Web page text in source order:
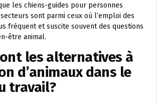
les chiens-guides pour personnes
sont parmi ceux où l’emploi des
fréquent et suscite souvent des questions
être animal.
les alternatives à
d’animaux dans le
travail?